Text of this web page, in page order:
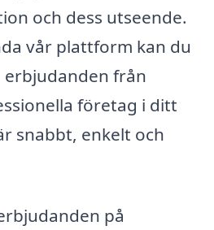
och dess utseende.
vår plattform kan du
från
företag i ditt
snabbt, enkelt och
på